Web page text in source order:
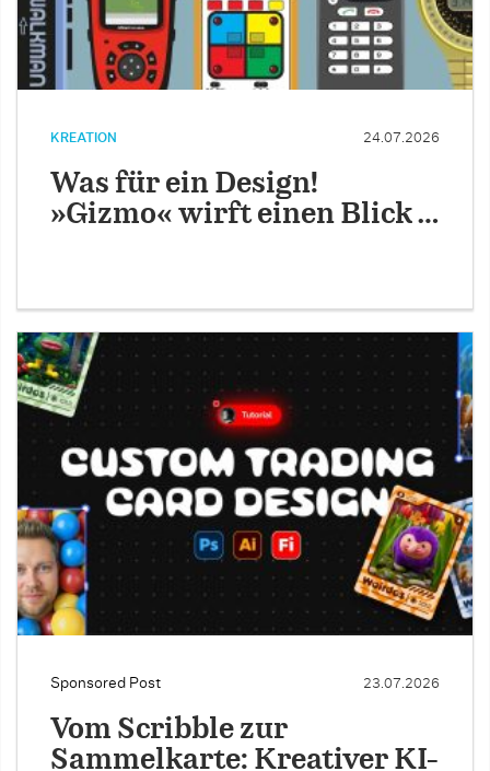
KREATION 24.07.2026
Was für ein Design!
»Gizmo« wirft einen Blick …
Sponsored Post 23.07.2026
Vom Scribble zur
Sammelkarte: Kreativer KI-